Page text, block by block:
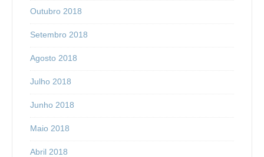
Outubro 2018
Setembro 2018
Agosto 2018
Julho 2018
Junho 2018
Maio 2018
Abril 2018